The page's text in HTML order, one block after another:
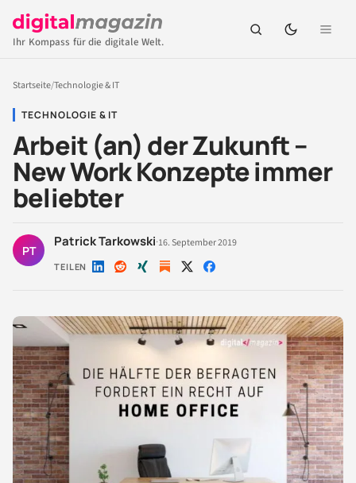
Ihr Kompass für die digitale Welt.
Startseite/Technologie & IT
TECHNOLOGIE & IT
Arbeit (an) der Zukunft –
New Work Konzepte immer
beliebter
PT
Patrick Tarkowski·16. September 2019
TEILEN Auf Auf Auf Auf Auf